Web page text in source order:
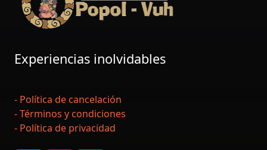
Experiencias inolvidables
- Política de cancelación
- Términos y condiciones
- Política de privacidad